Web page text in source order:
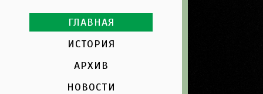
ГЛАВНАЯ
ИСТОРИЯ
АРХИВ
НОВОСТИ